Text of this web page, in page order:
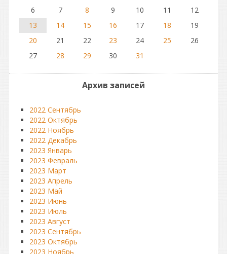
6
7 8 9 10 11
12
13
14 15 16 17 18
19
20
21 22 23 24 25
26
27
28 29 30 31
Архив записей
2022 Сентябрь
2022 Октябрь
2022 Ноябрь
2022 Декабрь
2023 Январь
2023 Февраль
2023 Март
2023 Апрель
2023 Май
2023 Июнь
2023 Июль
2023 Август
2023 Сентябрь
2023 Октябрь
2023 Ноябрь